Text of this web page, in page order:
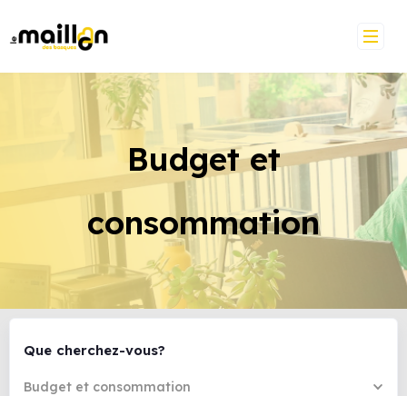
Budget et
consommation
Que cherchez-vous?
Budget et consommation